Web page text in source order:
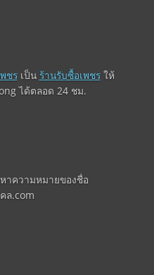
ชรเป็น ร้านรับซื้อเพชรให้
ได้ตลอด 24 ชม.
าความหมายของชื่อ
ล.com